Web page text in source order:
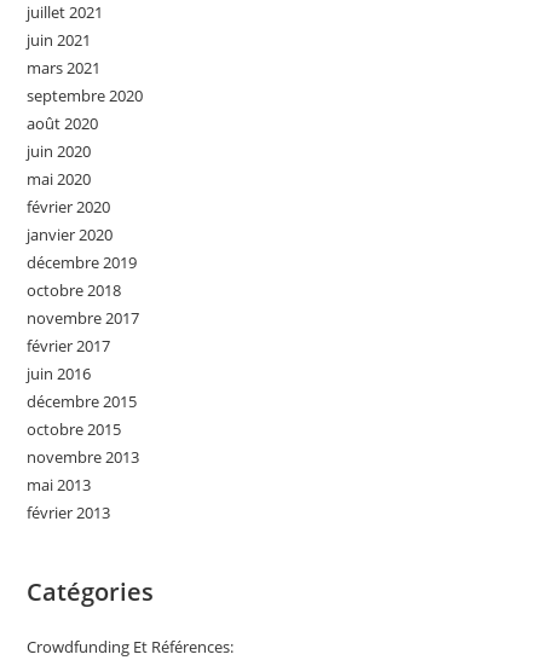
juillet 2021
juin 2021
mars 2021
septembre 2020
août 2020
juin 2020
mai 2020
février 2020
janvier 2020
décembre 2019
octobre 2018
novembre 2017
février 2017
juin 2016
décembre 2015
octobre 2015
novembre 2013
mai 2013
février 2013
Catégories
Crowdfunding Et Références: